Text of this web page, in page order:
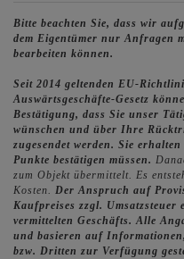
Bitte beachten Sie, dass wir
dem Eigentümer nur Anfragen
bearbeiten können.
Seit 2014 geltenden EU-
Auswärtsgeschäfte-Gesetz
Bestätigung, dass Sie unser
wünschen und über Ihre
zugesendet werden. Sie
Punkte bestätigen müssen.
zum Objekt übermittelt. Es
Kosten. Der Anspruch auf
Kaufpreises zzgl. Umsatzsteuer
vermittelten Geschäfts.Alle
und basieren auf
bzw. Dritten zur Verfügung